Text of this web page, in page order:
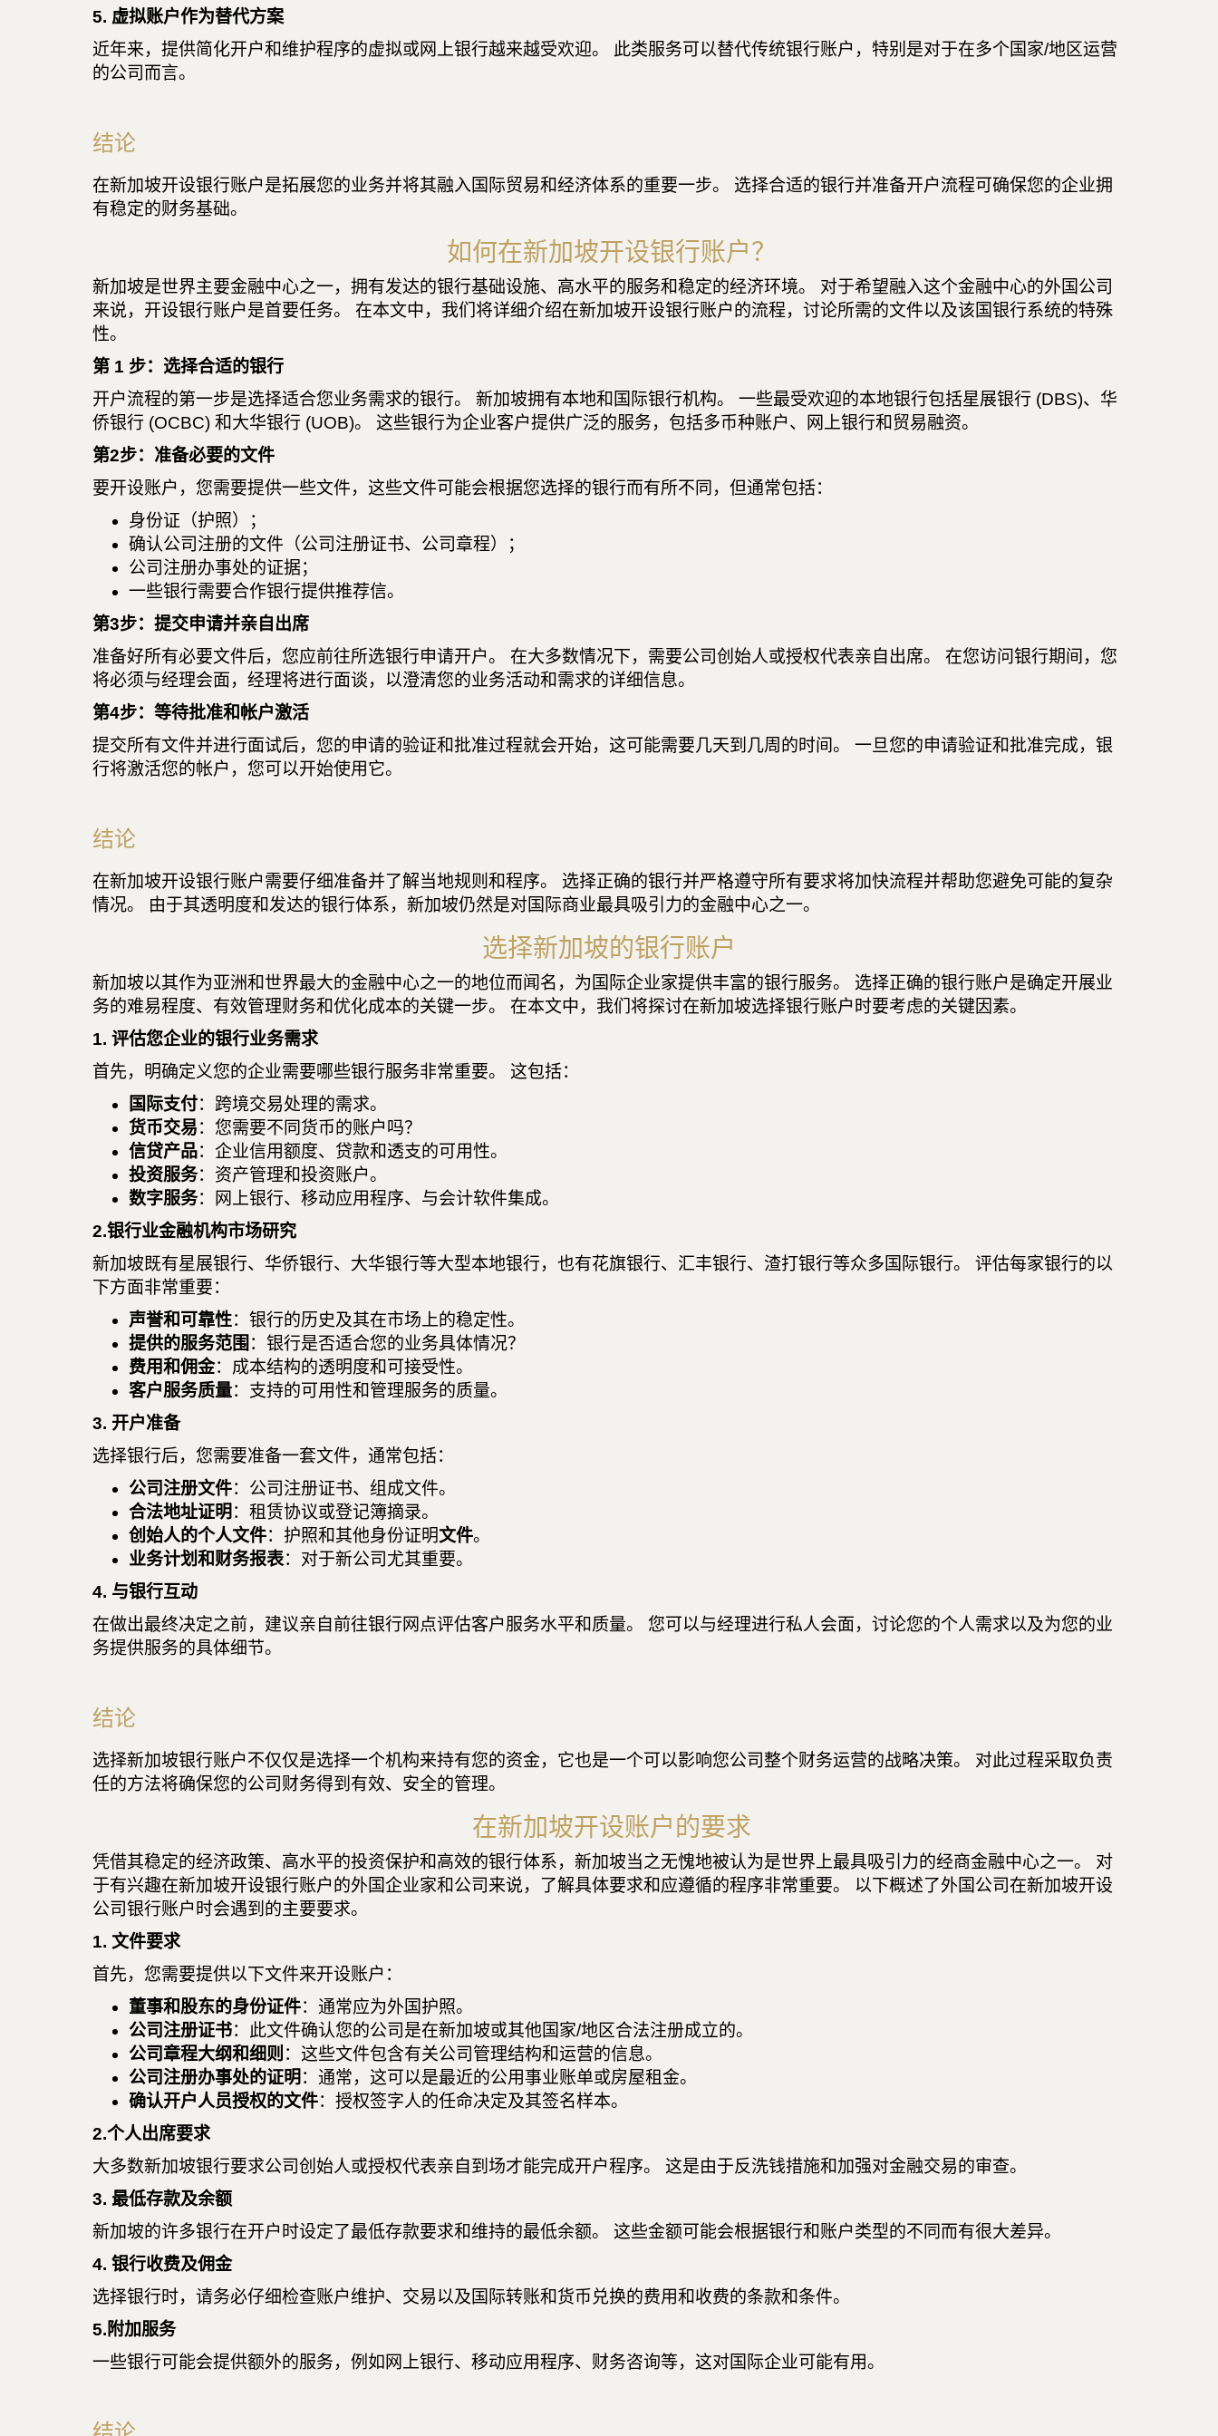
5. 虚拟账户作为替代方案
近年来，提供​​简化开户和维护程序的虚拟或网上银行越来越受欢迎。 此类服务可以替代传统银行账户，特别是对于在多个国家/地区运营
的公司而言。
结论
在新加坡开设银行账户是拓展您的业务并将其融入国际贸易和经济体系的重要一步。 选择合适的银行并准备开户流程可确保您的企业拥
有稳定的财务基础。
如何在新加坡开设银行账户？
新加坡是世界主要金融中心之一，拥有发达的银行基础设施、高水平的服务和稳定的经济环境。 对于希望融入这个金融中心的外国公司
来说，开设银行账户是首要任务。 在本文中，我们将详细介绍在新加坡开设银行账户的流程，讨论所需的文件以及该国银行系统的特殊
性。
第 1 步：选择合适的银行
开户流程的第一步是选择适合您业务需求的银行。 新加坡拥有本地和国际银行机构。 一些最受欢迎的本地银行包括星展银行 (DBS)、华
侨银行 (OCBC) 和大华银行 (UOB)。 这些银行为企业客户提供广泛的服务，包括多币种账户、网上银行和贸易融资。
第2步：准备必要的文件
要开设账户，您需要提供一些文件，这些文件可能会根据您选择的银行而有所不同，但通常包括：
身份证（护照）；
确认公司注册的文件（公司注册证书、公司章程）；
公司注册办事处的证据；
一些银行需要合作银行提供推荐信。
第3步：提交申请并亲自出席
准备好所有必要文件后，您应前往所选银行申请开户。 在大多数情况下，需要公司创始人或授权代表亲自出席。 在您访问银行期间，您
将必须与经理会面，经理将进行面谈，以澄清您的业务活动和需求的详细信息。
第4步：等待批准和帐户激活
提交所有文件并进行面试后，您的申请的验证和批准过程就会开始，这可能需要几天到几周的时间。 一旦您的申请验证和批准完成，银
行将激活您的帐户，您可以开始使用它。
结论
在新加坡开设银行账户需要仔细准备并了解当地规则和程序。 选择正确的银行并严格遵守所有要求将加快流程并帮助您避免可能的复杂
情况。 由于其透明度和发达的银行体系，新加坡仍然是对国际商业最具吸引力的金融中心之一。
选择新加坡的银行账户
新加坡以其作为亚洲和世界最大的金融中心之一的地位而闻名，为国际企业家提供丰富的银行服务。 选择正确的银行账户是确定开展业
务的难易程度、有效管理财务和优化成本的关键一步。 在本文中，我们将探讨在新加坡选择银行账户时要考虑的关键因素。
1. 评估您企业的银行业务需求
首先，明确定义您的企业需要哪些银行服务非常重要。 这包括：
国际支付：跨境交易处理的需求。
货币交易：您需要不同货币的账户吗？
信贷产品：企业信用额度、贷款和透支的可用性。
投资服务：资产管理和投资账户。
数字服务：网上银行、移动应用程序、与会计软件集成。
2.银行业金融机构市场研究
新加坡既有星展银行、华侨银行、大华银行等大型本地银行，也有花旗银行、汇丰银行、渣打银行等众多国际银行。 评估每家银行的以
下方面非常重要：
声誉和可靠性：银行的历史及其在市场上的稳定性。
提供的服务范围 ：银行是否适合您的业务具体情况？
费用和佣金：成本结构的透明度和可接受性。
客户服务质量：支持的可用性和管理服务的质量。
3. 开户准备
选择银行后，您需要准备一套文件，通常包括：
公司注册文件：公司注册证书、组成文件。
合法地址证明 ：租赁协议或登记簿摘录。
创始人的个人文件：护照和其他身份证明文件。
业务计划和财务报表：对于新公司尤其重要。
4. 与银行互动
在做出最终决定之前，建议亲自前往银行网点评估客户服务水平和质量。 您可以与经理进行私人会面，讨论您的个人需求以及为您的业
务提供服务的具体细节。
结论
选择新加坡银行账户不仅仅是选择一个机构来持有您的资金，它也是一个可以影响您公司整个财务运营的战略决策。 对此过程采取负责
任的方法将确保您的公司财务得到有效、安全的管理。
在新加坡开设账户的要求
凭借其稳定的经济政策、高水平的投资保护和高效的银行体系，新加坡当之无愧地被认为是世界上最具吸引力的经商金融中心之一。 对
于有兴趣在新加坡开设银行账户的外国企业家和公司来说，了解具体要求和应遵循的程序非常重要。 以下概述了外国公司在新加坡开设
公司银行账户时会遇到的主要要求。
1. 文件要求
首先，您需要提供以下文件来开设账户：
董事和股东的身份证件：通常应为外国护照。
公司注册证书：此文件确认您的公司是在新加坡或其他国家/地区合法注册成立的。
公司章程大纲和细则 ：这些文件包含有关公司管理结构和运营的信息。
公司注册办事处的证明 ：通常，这可以是最近的公用事业账单或房屋租金。
确认开户人员授权的文件：授权签字人的任命决定及其签名样本。
2.个人出席要求
大多数新加坡银行要求公司创始人或授权代表亲自到场才能完成开户程序。 这是由于反洗钱措施和加强对金融交易的审查。
3. 最低存款及余额
新加坡的许多银行在开户时设定了最低存款要求和维持的最低余额。 这些金额可能会根据银行和账户类型的不同而有很大差异。
4. 银行收费及佣金
选择银行时，请务必仔细检查账户维护、交易以及国际转账和货币兑换的费用和收费的条款和条件。
5.附加服务
一些银行可能会提供额外的服务，例如网上银行、移动应用程序、财务咨询等，这对国际企业可能有用。